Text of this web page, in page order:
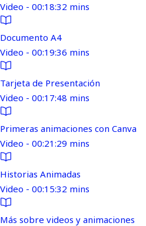
Video - 00:18:32 mins
Documento A4
Video - 00:19:36 mins
Tarjeta de Presentación
Video - 00:17:48 mins
Primeras animaciones con Canva
Video - 00:21:29 mins
Historias Animadas
Video - 00:15:32 mins
Más sobre videos y animaciones